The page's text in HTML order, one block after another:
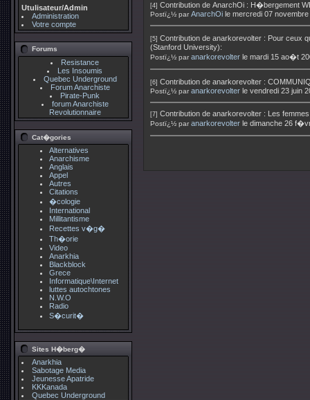
Utulisateur/Admin
Administration
Votre compte
Forums
Resistance
Les Insoumis
Quebec Underground
Forum Anarchiste
Pirate-Punk
forum Anarchiste
Revolutionnaire
Cat�gories
Alternatives
Anarchisme
Anglais
Appel
Autres
Citations
�cologie
International
Millitantisme
Recettes v�g�
Th�orie
Video
Anarkhia
Blackblock
Grece
Informatique\Internet
luttes autochtones
N.W.O
Radio
S�curit�
Sites H�berg�
Anarkhia
Sabotage Media
Jeunesse Apatride
KKKanada
Quebec Underground
[4] Contribution de AnarchOi : H�bergement
Postï¿½ par AnarchOi le mercredi 07
[5] Contribution de anarkorevolter : Pour ceux
(Stanford University):
Postï¿½ par anarkorevolter le mardi 15 ao�t
[6] Contribution de anarkorevolter :
Postï¿½ par anarkorevolter le vendredi 23 juin
[7] Contribution de anarkorevolter : Les
Postï¿½ par anarkorevolter le dimanche 26